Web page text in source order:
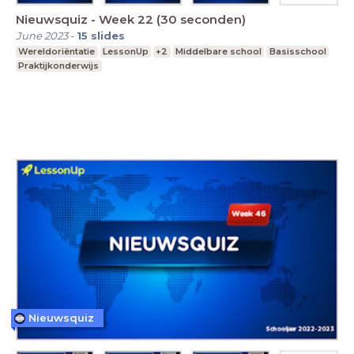
Nieuwsquiz - Week 22 (30 seconden)
June 2023- 15 slides
Wereldoriëntatie LessonUp +2 Middelbare school
Basisschool
Praktijkonderwijs
Nieuwsquiz